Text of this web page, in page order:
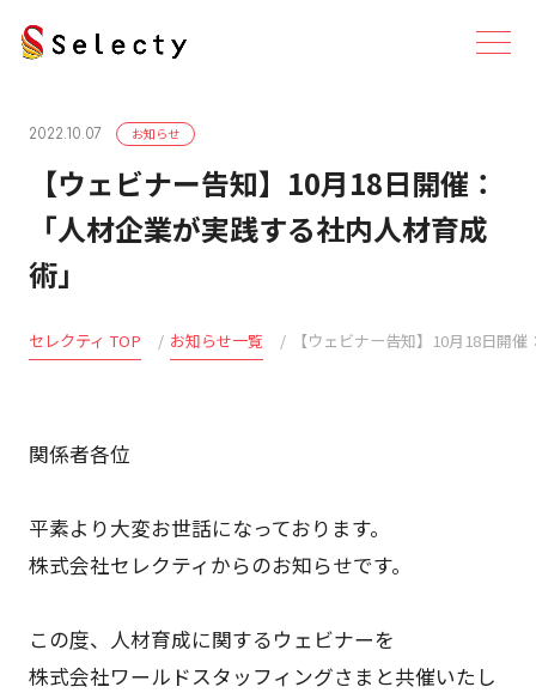
2022.10.07 お知らせ
【ウェビナー告知】10月18日開催：
「人材企業が実践する社内人材育成
術」
セレクティ TOP お知らせ一覧 【ウェビナー告知】10月18日開
関係者各位
平素より大変お世話になっております。
株式会社セレクティからのお知らせです。
この度、人材育成に関するウェビナーを
株式会社ワールドスタッフィングさまと共催いたし